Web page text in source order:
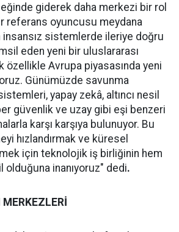
giderek daha merkezi bir rol
referans oyuncusu meydana
sistemlerde ileriye doğru
eden yeni bir uluslararası
özellikle Avrupa piyasasında yeni
Günümüzde savunma
yapay zekâ, altıncı nesil
güvenlik ve uzay gibi eşi benzeri
karşı karşıya bulunuyor. Bu
hızlandırmak ve küresel
için teknolojik iş birliğinin hem
olduğuna inanıyoruz" dedi.